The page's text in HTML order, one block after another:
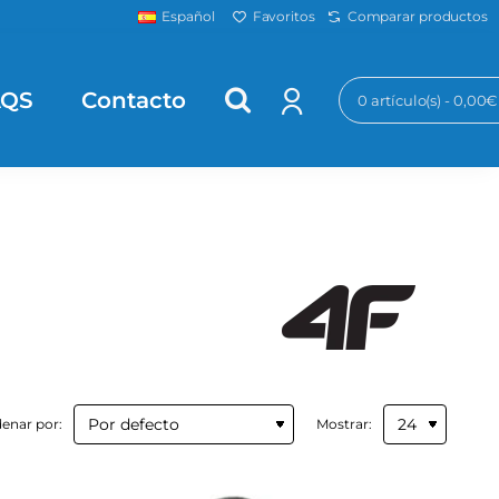
Español Favoritos Comparar productos
Contacto 0 artículo(s) - 0,00€
por: Mostrar: